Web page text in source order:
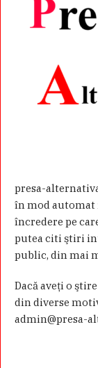
presa-
în mod automat
încredere pe
putea citi ştiri
public, din mai
Dacă aveţi o
din diverse
admin@presa-